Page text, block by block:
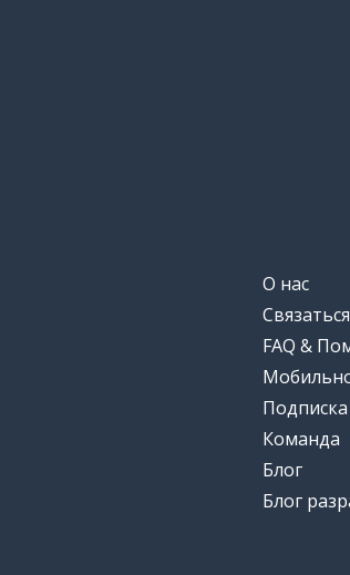
О нас
FAQ &
Подписка
Команда
Блог
Блог